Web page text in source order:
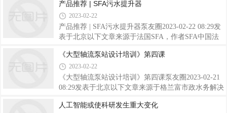
反推可以最大效率的在短时间内，降低飞机降落时的
滑行速度，保证安全着陆。如果在降落
NK/NKE卧式端吸泵新品发布会视频号待时而动 决胜
未来Primed for the future静源NK/NKE卧式端吸泵新
品发布会作为全球水泵和水解决方案的领军者，格兰
富深耕中国近30年，通过高能效和智慧型的水泵和水
多个领域，支持中国社会经济的高速发展。创新一直
是格兰富得以成长壮大的关键所在。格兰富坚信点滴
皆可为，以突破性创新为客户带来更大价值
产品推荐 | SFA污水提升器
2023-02-22
产品推荐 | SFA污水提升器泵友圈2023-02-22 08:29发
表于北京以下文章来源于法国SFA，作者SFA中国法
1958年开创性地设计开发了SANIBROYEUR®污水提
升器。自进入中国以来，产品已被广泛应用于很多的
领域：家庭住宅、商业领域和办公空间，为您提供完
美的室内排水解决方案。1958年诞生以来SFA产品设
品线HISTORY设计历程
《大型轴流泵站设计培训》第四课
2023-02-22
《大型轴流泵站设计培训》第四课泵友圈2023-02-21
08:29发表于北京以下文章来源于格兰富市政水务解决
水务是智能水泵和系统解决方案供应商，产品广泛应
人工智能或使科研发生重大变化